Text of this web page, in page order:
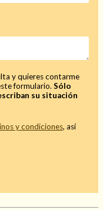
y quieres contarme
formulario.Sólo
su situación
y condiciones, así